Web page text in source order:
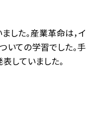
した。産業革命は，イ
いての学習でした。手
していました。